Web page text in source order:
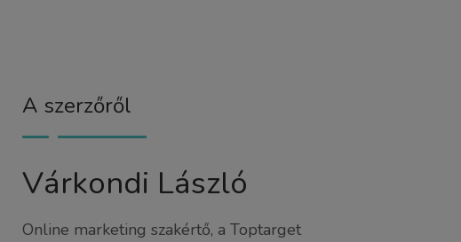
A szerzőről
Várkondi László
Online marketing szakértő, a Toptarget